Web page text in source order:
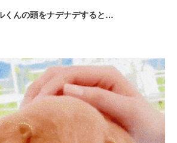
くんの頭をナデナデすると…